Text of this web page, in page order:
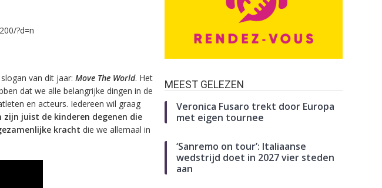
?d=n
van dit jaar: Move The World. Het
dat we alle belangrijke dingen in de
en acteurs. Iedereen wil graag
juist de kinderen degenen die
kracht die we allemaal in
MEEST GELEZEN
Veronica Fusaro trekt door Europa
met eigen tournee
‘Sanremo on tour’: Italiaanse
wedstrijd doet in 2027 vier steden
aan